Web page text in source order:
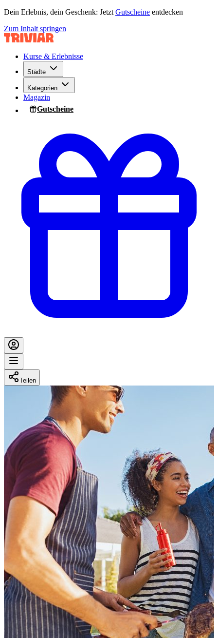
Dein Erlebnis, dein Geschenk: Jetzt Gutscheine entdecken
Zum Inhalt springen
Kurse & Erlebnisse
Städte
Kategorien
Magazin
Gutscheine
Teilen